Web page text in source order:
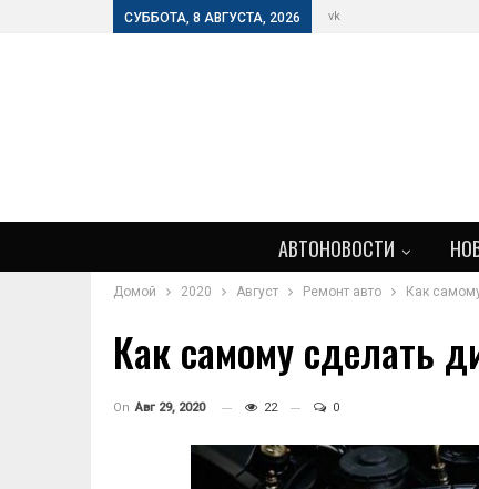
СУББОТА, 8 АВГУСТА, 2026 vk
АВТОНОВОСТИ
Домой 2020 Август Ремонт авто Как
Как самому сделать
On Авг 29, 2020 22 0